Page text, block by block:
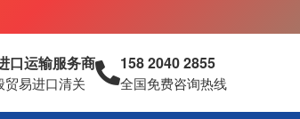
口运输服务商
贸易进口清关
158 2040 2855
全国免费咨询热线